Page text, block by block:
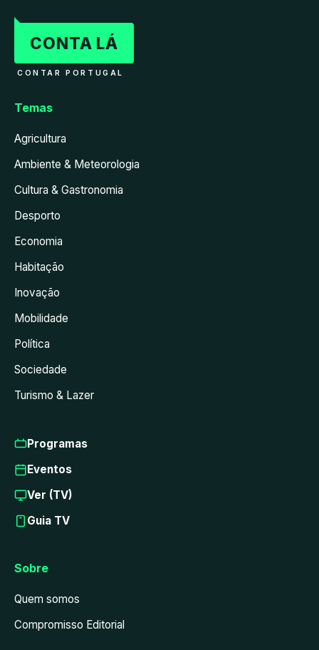
CONTA LÁ
CONTAR PORTUGAL
Temas
Agricultura
Ambiente & Meteorologia
Cultura & Gastronomia
Desporto
Economia
Habitação
Inovação
Mobilidade
Política
Sociedade
Turismo & Lazer
Programas
Eventos
Ver (TV)
Guia TV
Sobre
Quem somos
Compromisso Editorial